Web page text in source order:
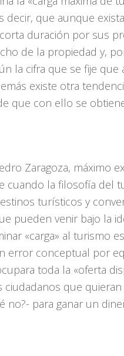
decir, que aunque
duración por sus
de la propiedad y,
la cifra que se fije
existe otra
que con ello se
Zaragoza, máximo
cuando la filosofía
turísticos y
pueden venir bajo la
«carga» al turismo
conceptual por
toda la «oferta
que
no?- para ganar un